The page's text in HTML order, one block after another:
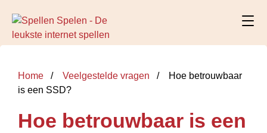
Home Veelgestelde vragen
Hoe betrouwbaar
is een SSD?
Hoe betrouwbaar is een